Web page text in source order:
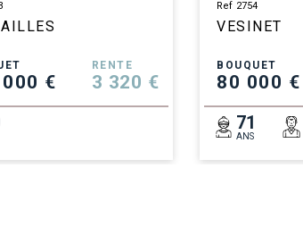
€
RENTE
3 320 €
Ref 2754
VESINET
BOUQUET
80 000 €
71
ANS